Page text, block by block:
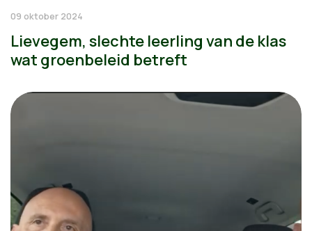
09 oktober 2024
Lievegem, slechte leerling van de klas
wat groenbeleid betreft